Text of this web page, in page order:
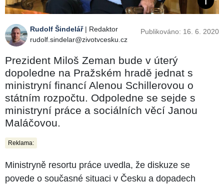
Rudolf Šindelář| Redaktor
rudolf.sindelar@zivotvcesku.cz
Publikováno: 16. 6. 2020
Prezident Miloš Zeman bude v úterý
dopoledne na Pražském hradě jednat s
ministryní financí Alenou Schillerovou o
státním rozpočtu. Odpoledne se sejde s
ministryní práce a sociálních věcí Janou
Maláčovou.
Reklama:
Ministryně resortu práce uvedla, že diskuze se
povede o současné situaci v Česku a dopadech